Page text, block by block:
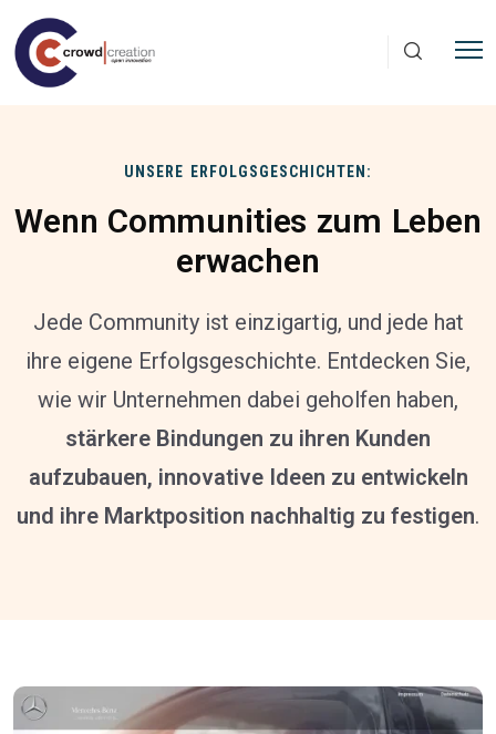
UNSERE ERFOLGSGESCHICHTEN:
Wenn Communities zum Leben
erwachen
Jede Community ist einzigartig, und jede hat
ihre eigene Erfolgsgeschichte. Entdecken Sie,
wie wir Unternehmen dabei geholfen haben,
stärkere Bindungen zu ihren Kunden
aufzubauen, innovative Ideen zu entwickeln
und ihre Marktposition nachhaltig zu festigen.